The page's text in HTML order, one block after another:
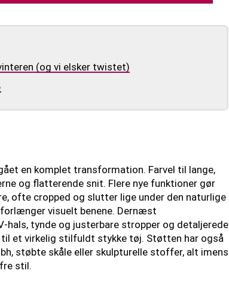
(og vi elsker twistet)
en komplet transformation. Farvel til lange,
og flatterende snit. Flere nye funktioner gør
ofte cropped og slutter lige under den naturlige
visuelt benene. Dernæst
hals, tynde og justerbare stropper og detaljerede
et virkelig stilfuldt stykke tøj. Støtten har også
støbte skåle eller skulpturelle stoffer, alt imens
stil.